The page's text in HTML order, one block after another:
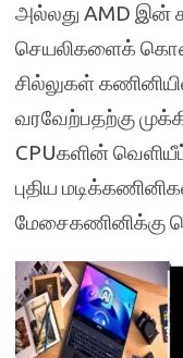
அல்லது AMD இன்
செயலிகளைக்
சில்லுகள்
வரவேற்பதற்கு
CPUகளின்
புதிய
மேசைகணினிக்கு